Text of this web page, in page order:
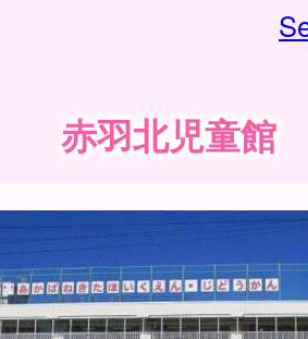
赤羽北児童館